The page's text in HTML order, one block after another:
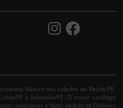
Natura nas cidades de Recife/PE,
PE e Jaboatão/PE. O nosso catálogo
selecionar e fazer pedido de Delivery